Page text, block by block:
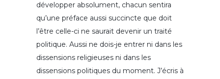
développer absolument, chacun sentira
qu’une préface aussi succincte que doit
l’être celle-ci ne saurait devenir un traité
politique. Aussi ne dois-je entrer ni dans les
dissensions religieuses ni dans les
dissensions politiques du moment. J’écris à